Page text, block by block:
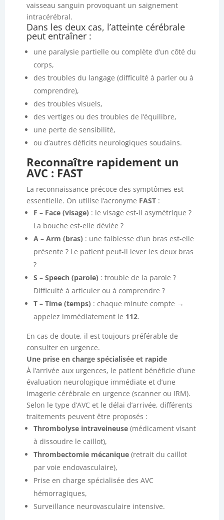
vaisseau sanguin provoquant un saignement
intracérébral.
Dans les deux cas, l’atteinte cérébrale
peut entraîner :
une paralysie partielle ou complète d’un côté du
corps,
des troubles du langage (difficulté à parler ou à
comprendre),
des troubles visuels,
des vertiges ou des troubles de l’équilibre,
une perte de sensibilité,
ou d’autres déficits neurologiques soudains.
Reconnaître rapidement un
AVC : FAST
La reconnaissance précoce des symptômes est
essentielle. On utilise l’acronyme FAST:
F – Face (visage) : le visage est-il asymétrique ?
La bouche est-elle déviée ?
A – Arm (bras) : une faiblesse d’un bras est-elle
présente ? Le patient peut-il lever les deux bras
?
S – Speech (parole) : trouble de la parole ?
Difficulté à articuler ou à comprendre ?
T – Time (temps) : chaque minute compte →
appelez immédiatement le 112.
En cas de doute, il est toujours préférable de
consulter en urgence.
Une prise en charge spécialisée et rapide
À l’arrivée aux urgences, le patient bénéficie d’une
évaluation neurologique immédiate et d’une
imagerie cérébrale en urgence (scanner ou IRM).
Selon le type d’AVC et le délai d’arrivée, différents
traitements peuvent être proposés :
Thrombolyse intraveineuse(médicament visant
à dissoudre le caillot),
Thrombectomie mécanique(retrait du caillot
par voie endovasculaire),
Prise en charge spécialisée des AVC
hémorragiques,
Surveillance neurovasculaire intensive.